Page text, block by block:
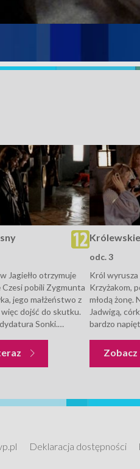
Królewskie sny
Jagiełło otrzymuje
Czesi pobili Zygmunta
jego małżeństwo z
dojść do skutku.
Sonki.
poznać ewentualną
jest gościnnie
Królewskie sny
odc. 3
Król
Krzyżakom,
młodą żonę.
Jadwigą,
bardzo
który ma w
Jadwigi. Po
Zobacz
Deklaracja dostępności